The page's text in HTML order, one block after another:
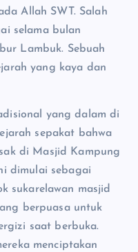
Allah SWT. Salah
selama bulan
Lambuk. Sebuah
yang kaya dan
yang dalam di
sepakat bahwa
di Masjid Kampung
dimulai sebagai
sukarelawan masjid
berpuasa untuk
saat berbuka.
menciptakan